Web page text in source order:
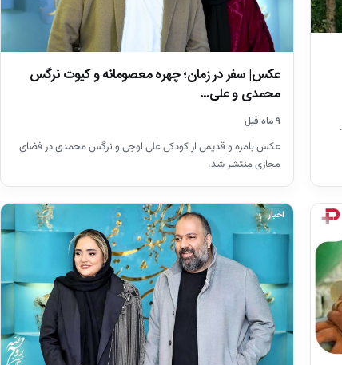
عکس| سفر در زمان؛ چهره معصومانه و کیوت نرگس
محمدی و علی…
۹ ماه قبل
عکس بامزه و قدیمی از کودکی علی اوجی و نرگس محمدی در فضای
مجازی منتشر شد.
اخبار